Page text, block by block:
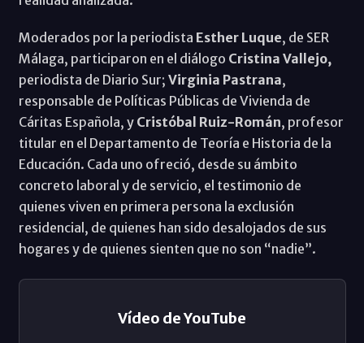
Moderados por la periodista Esther Luque, de SER
Málaga, participaron en el diálogo Cristina Vallejo,
periodista de Diario Sur; Virginia Pastrana,
responsable de Políticas Públicas de Vivienda de
Cáritas Española, y Cristóbal Ruiz-Román, profesor
titular en el Departamento de Teoría e Historia de la
Educación. Cada uno ofreció, desde su ámbito
concreto laboral y de servicio, el testimonio de
quienes viven en primera persona la exclusión
residencial, de quienes han sido desalojados de sus
hogares y de quienes sienten que no son “nadie”.
Vídeo de YouTube